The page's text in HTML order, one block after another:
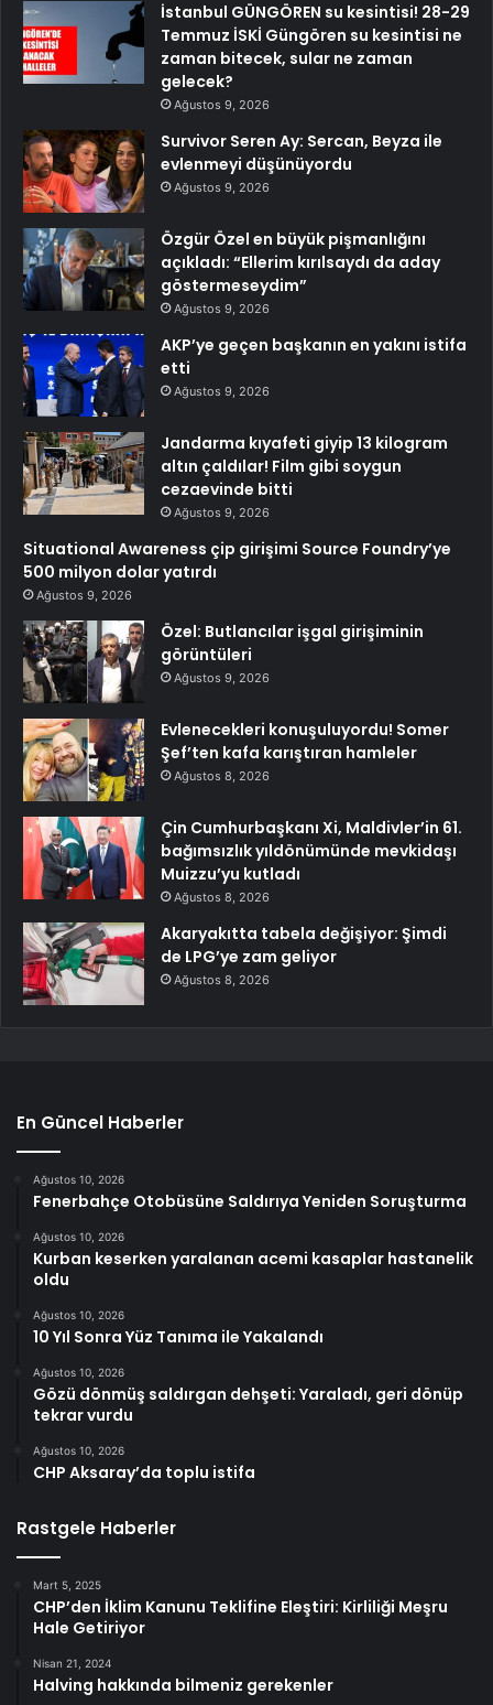
İstanbul GÜNGÖREN su kesintisi! 28-29
Temmuz İSKİ Güngören su kesintisi ne
zaman bitecek, sular ne zaman
gelecek?
Ağustos 9, 2026
Survivor Seren Ay: Sercan, Beyza ile
evlenmeyi düşünüyordu
Ağustos 9, 2026
Özgür Özel en büyük pişmanlığını
açıkladı: “Ellerim kırılsaydı da aday
göstermeseydim”
Ağustos 9, 2026
AKP’ye geçen başkanın en yakını istifa
etti
Ağustos 9, 2026
Jandarma kıyafeti giyip 13 kilogram
altın çaldılar! Film gibi soygun
cezaevinde bitti
Ağustos 9, 2026
Situational Awareness çip girişimi Source Foundry’ye
500 milyon dolar yatırdı
Ağustos 9, 2026
Özel: Butlancılar işgal girişiminin
görüntüleri
Ağustos 9, 2026
Evlenecekleri konuşuluyordu! Somer
Şef’ten kafa karıştıran hamleler
Ağustos 8, 2026
Çin Cumhurbaşkanı Xi, Maldivler’in 61.
bağımsızlık yıldönümünde mevkidaşı
Muizzu’yu kutladı
Ağustos 8, 2026
Akaryakıtta tabela değişiyor: Şimdi
de LPG’ye zam geliyor
Ağustos 8, 2026
En Güncel Haberler
Ağustos 10, 2026
Fenerbahçe Otobüsüne Saldırıya Yeniden Soruşturma
Ağustos 10, 2026
Kurban keserken yaralanan acemi kasaplar hastanelik
oldu
Ağustos 10, 2026
10 Yıl Sonra Yüz Tanıma ile Yakalandı
Ağustos 10, 2026
Gözü dönmüş saldırgan dehşeti: Yaraladı, geri dönüp
tekrar vurdu
Ağustos 10, 2026
CHP Aksaray’da toplu istifa
Rastgele Haberler
Mart 5, 2025
CHP’den İklim Kanunu Teklifine Eleştiri: Kirliliği Meşru
Hale Getiriyor
Nisan 21, 2024
Halving hakkında bilmeniz gerekenler